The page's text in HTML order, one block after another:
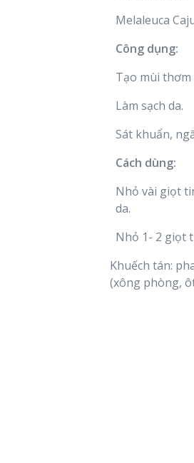
Melaleuca
Công dụng:
Tạo mùi thơm
Làm sạch da.
Sát khuẩn,
Cách dùng:
Nhỏ vài giọt
da.
Nhỏ 1- 2 giọt
Khuếch tán:
(xông phòng,